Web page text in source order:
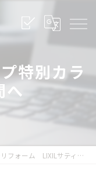
特別カラ
へ
ム LIXILサティスGタイプ特別カラーで上質空間へ